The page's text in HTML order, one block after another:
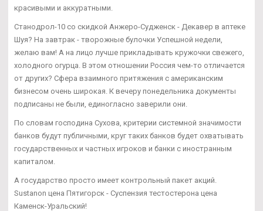
красивыми и аккуратными.
Станодрол-10 со скидкой Анжеро-Судженск - Декавер в аптеке
Шуя? На завтрак - творожные булочки Успешной недели,
желаю вам! А на лицо лучше прикладывать кружочки свежего,
холодного огурца. В этом отношении Россия чем-то отличается
от других? Сфера взаимного притяжения с американским
бизнесом очень широкая. К вечеру понедельника документы
подписаны не были, единогласно заверили они.
По словам господина Сухова, критерии системной значимости
банков будут публичными, круг таких банков будет охватывать
государственных и частных игроков и банки с иностранным
капиталом.
А государство просто имеет контрольный пакет акций.
Sustanon цена Пятигорск - Суспензия тестостерона цена
Каменск-Уральский!